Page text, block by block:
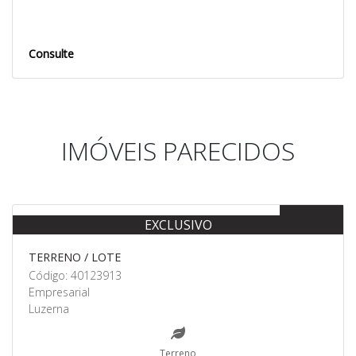
Consulte
IMÓVEIS PARECIDOS
EXCLUSIVO
TERRENO / LOTE
Código: 40123913
Empresarial
Luzerna
Terreno